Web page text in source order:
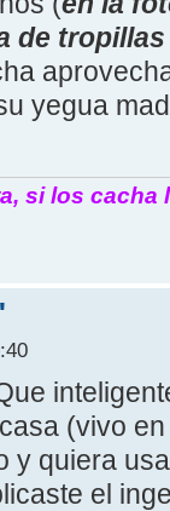
de
yegua
si los cacha
(vivo
y quiera
el